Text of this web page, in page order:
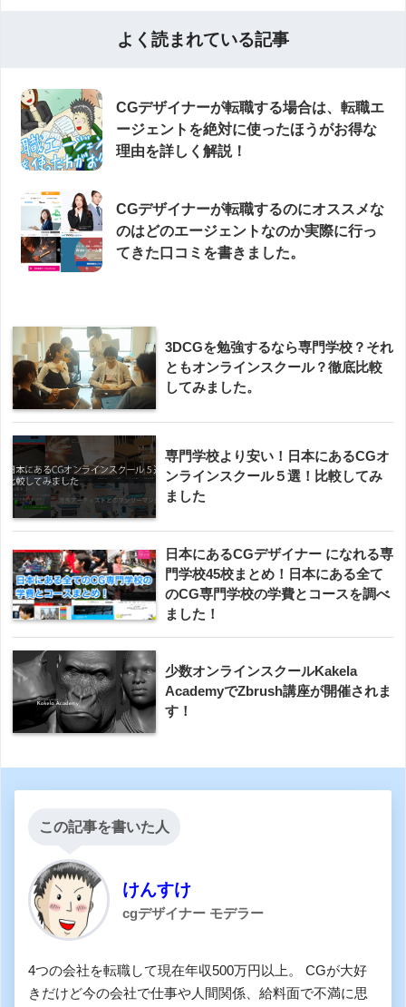
よく読まれている記事
CGデザイナーが転職する場合は、転職エ
ージェントを絶対に使ったほうがお得な
理由を詳しく解説！
CGデザイナーが転職するのにオススメな
のはどのエージェントなのか実際に行っ
てきた口コミを書きました。
3DCGを勉強するなら専門学校？それ
ともオンラインスクール？徹底比較
してみました。
専門学校より安い！日本にあるCGオ
ンラインスクール５選！比較してみ
ました
日本にあるCGデザイナー になれる専
門学校45校まとめ！日本にある全て
のCG専門学校の学費とコースを調べ
ました！
少数オンラインスクールKakela
AcademyでZbrush講座が開催されま
す！
この記事を書いた人
けんすけ
cgデザイナー モデラー
4つの会社を転職して現在年収500万円以上。 CGが大好
きだけど今の会社で仕事や人間関係、給料面で不満に思